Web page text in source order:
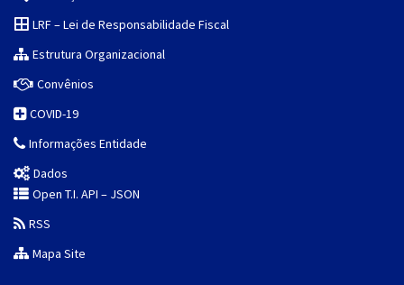
LRF – Lei de Responsabilidade Fiscal
Estrutura Organizacional
Convênios
COVID-19
Informações Entidade
Dados
Open T.I. API – JSON
RSS
Mapa Site